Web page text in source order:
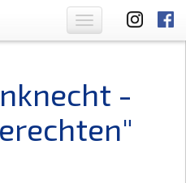
Toggle
navigation
-